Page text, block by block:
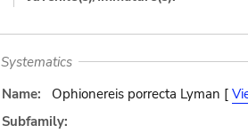
Systematics
Name:
Ophionereis porrecta Lyman [
Subfamily: